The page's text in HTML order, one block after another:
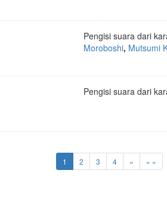
Pengisi suara dari
Moroboshi, Mutsumi
Pengisi suara dari
1 2 3 4 » » »